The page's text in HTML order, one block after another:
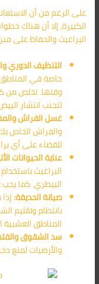
على الرغم من أن
الكبيرة، إلا أن هناك
البراغيث والحفاظ على
التنظيف الدوري
خاصة في
وقتها. تخلص من
لتجنب انتشار
غسل الفراش
والفراش الخاص بك
للقضاء على أي
عناية الحيوانات
البراغيث
البيطري. كما
صيانة الحديقة:
بانتظام وتقليم
المناطق العشبية
سد الشقوق
والأرضيات لمنع